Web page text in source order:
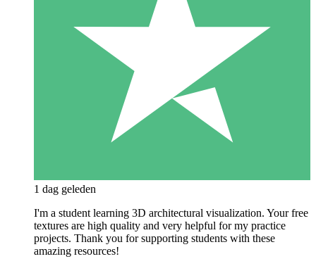
1 dag geleden
I'm a student learning 3D architectural visualization. Your free
textures are high quality and very helpful for my practice
projects. Thank you for supporting students with these
amazing resources!